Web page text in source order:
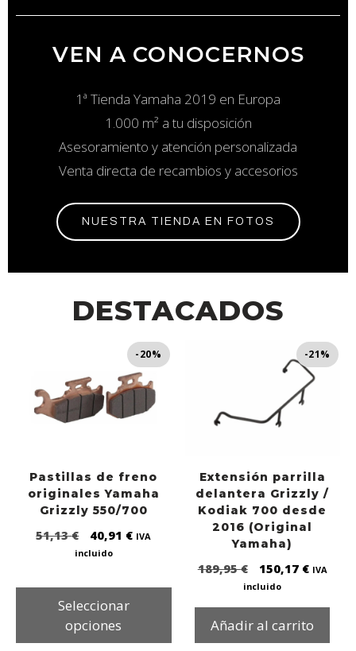
VEN A CONOCERNOS
1ª Tienda Yamaha 2019 en Europa
1.000 m² a tu disposición
Asesoramiento y atención personalizada
Venta directa de recambios y accesorios
NUESTRA TIENDA EN FOTOS
DESTACADOS
-20%
Pastillas de freno
originales Yamaha
Grizzly 550/700
51,13€ 40,91 € IVA
incluido
Seleccionar
opciones
-21%
Extensión parrilla
delantera Grizzly /
Kodiak 700 desde
2016 (Original
Yamaha)
189,95€ 150,17 € IVA
incluido
Añadir al carrito